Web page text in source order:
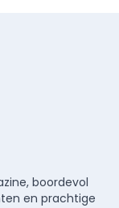
boordevol
en prachtige